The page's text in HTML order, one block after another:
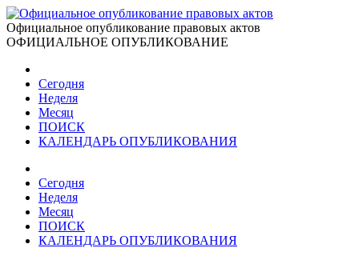
Официальное опубликование правовых актов
ОФИЦИАЛЬНОЕ ОПУБЛИКОВАНИЕ
Сегодня
Неделя
Месяц
ПОИСК
КАЛЕНДАРЬ ОПУБЛИКОВАНИЯ
Сегодня
Неделя
Месяц
ПОИСК
КАЛЕНДАРЬ ОПУБЛИКОВАНИЯ